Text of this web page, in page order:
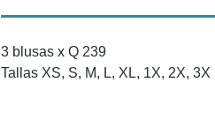
3 blusas x Q 239
Tallas XS, S, M, L, XL, 1X, 2X, 3X